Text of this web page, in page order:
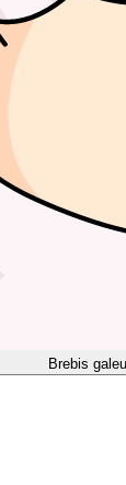
Brebis